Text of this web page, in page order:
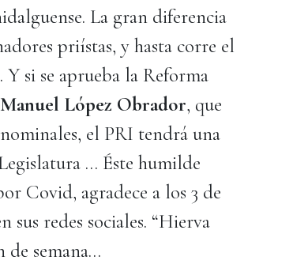
La gran diferencia
priístas, y hasta corre el
si se aprueba la Reforma
López Obrador, que
el PRI tendrá una
… Éste humilde
Covid, agradece a los 3 de
sus redes sociales. “Hierva
de semana…